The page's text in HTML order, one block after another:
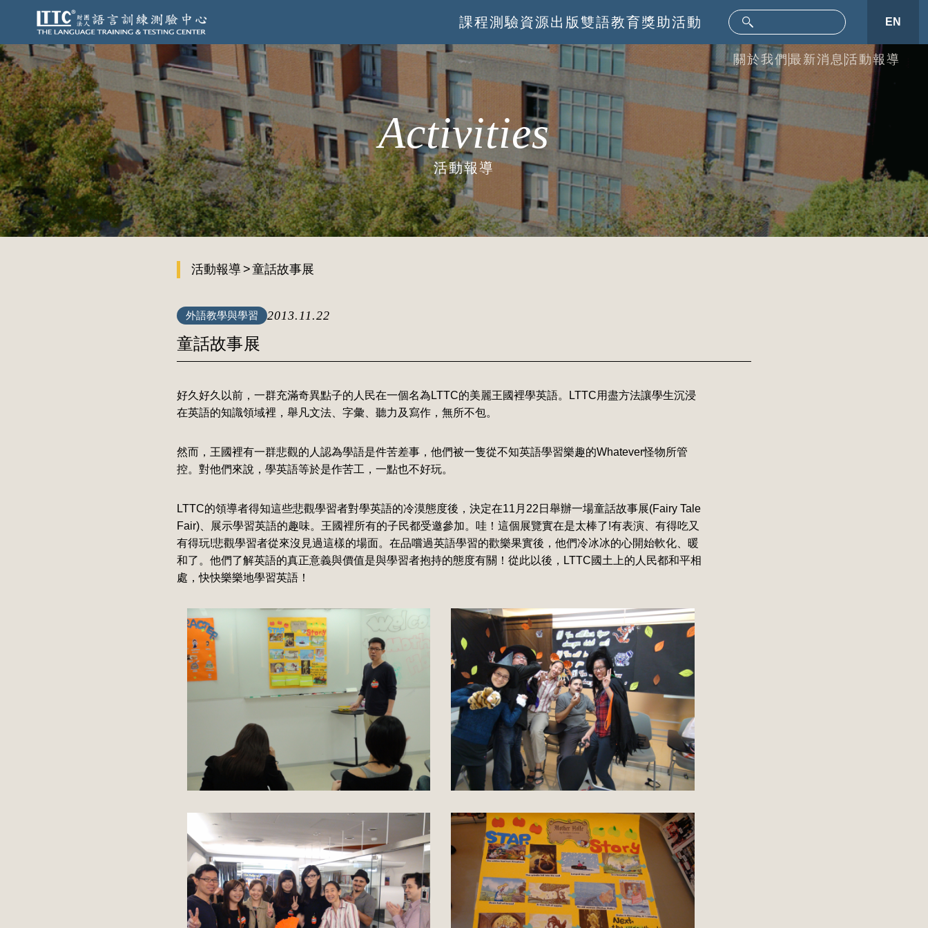
課程測驗資源出版雙語教育獎助活動 EN
關於我們 最新消息 活動報導
Activities
活動報導
活動報導 童話故事展
外語教學與學習 2013.11.22
童話故事展
好久好久以前，一群充滿奇異點子的人民在一個名為LTTC的美麗王國裡學英語。LTTC用盡方法讓學生沉浸
在英語的知識領域裡，舉凡文法、字彙、聽力及寫作，無所不包。
然而，王國裡有一群悲觀的人認為學語是件苦差事，他們被一隻從不知英語學習樂趣的Whatever怪物所管
控。對他們來說，學英語等於是作苦工，一點也不好玩。
LTTC的領導者得知這些悲觀學習者對學英語的冷漠態度後，決定在11月22日舉辦一場童話故事展(Fairy Tale
Fair)、展示學習英語的趣味。王國裡所有的子民都受邀參加。哇！這個展覽實在是太棒了!有表演、有得吃又
有得玩!悲觀學習者從來沒見過這樣的場面。在品嚐過英語學習的歡樂果實後，他們冷冰冰的心開始軟化、暖
和了。他們了解英語的真正意義與價值是與學習者抱持的態度有關！從此以後，LTTC國土上的人民都和平相
處，快快樂樂地學習英語！